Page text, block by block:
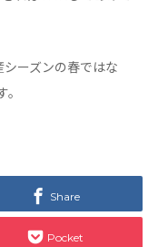
ーズンの春ではな
Share
Pocket